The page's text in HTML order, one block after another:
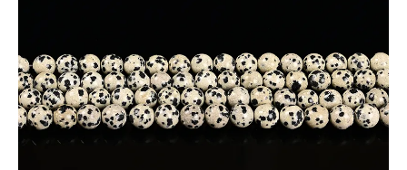
その点を考慮し、激安品としてご提供します。
※画像と同質のものをランダムでお届けします。